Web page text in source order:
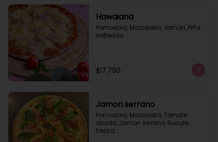
Hawaiana
Pomodoro, Mozzarella, Jamon, Piña
salteada
$17.790
Jamon serrano
Pomodoro, Mozzarella, Tomate
asado, Jamon serrano, Rucula
fresca